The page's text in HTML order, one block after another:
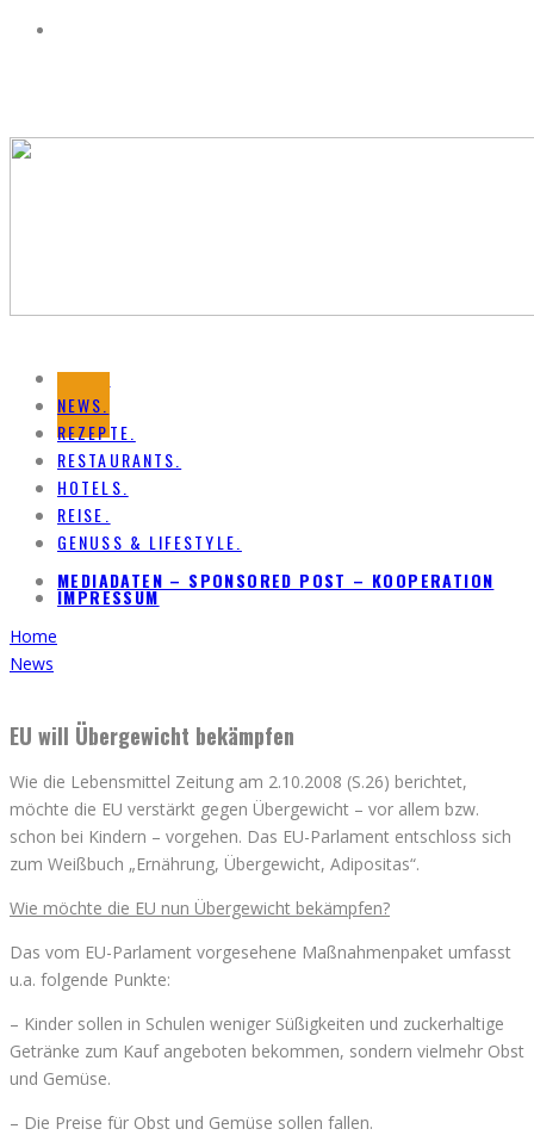
HOME.
NEWS.
REZEPTE.
RESTAURANTS.
HOTELS.
REISE.
GENUSS & LIFESTYLE.
MEDIADATEN – SPONSORED POST – KOOPERATION
IMPRESSUM
Home
News
EU will Übergewicht bekämpfen
Wie die Lebensmittel Zeitung am 2.10.2008 (S.26) berichtet,
möchte die EU verstärkt gegen Übergewicht – vor allem bzw.
schon bei Kindern – vorgehen. Das EU-Parlament entschloss sich
zum Weißbuch „Ernährung, Übergewicht, Adipositas“.
Wie möchte die EU nun Übergewicht bekämpfen?
Das vom EU-Parlament vorgesehene Maßnahmenpaket umfasst
u.a. folgende Punkte:
– Kinder sollen in Schulen weniger Süßigkeiten und zuckerhaltige
Getränke zum Kauf angeboten bekommen, sondern vielmehr Obst
und Gemüse.
– Die Preise für Obst und Gemüse sollen fallen.